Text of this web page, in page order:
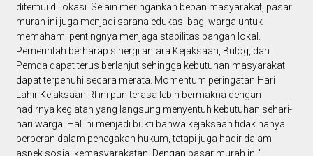
ditemui di lokasi. Selain meringankan beban masyarakat, pasar
murah ini juga menjadi sarana edukasi bagi warga untuk
memahami pentingnya menjaga stabilitas pangan lokal.
Pemerintah berharap sinergi antara Kejaksaan, Bulog, dan
Pemda dapat terus berlanjut sehingga kebutuhan masyarakat
dapat terpenuhi secara merata. Momentum peringatan Hari
Lahir Kejaksaan RI ini pun terasa lebih bermakna dengan
hadirnya kegiatan yang langsung menyentuh kebutuhan sehari-
hari warga. Hal ini menjadi bukti bahwa kejaksaan tidak hanya
berperan dalam penegakan hukum, tetapi juga hadir dalam
aspek sosial kemasyarakatan. Dengan pasar murah ini,"